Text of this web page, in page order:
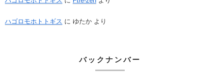
ハゴロモホトトギス に ゆたか より
バックナンバー